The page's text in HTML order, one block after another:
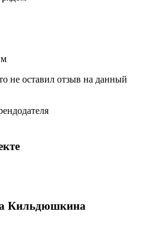
м
не оставил отзыв на данный
Кильдюшкина